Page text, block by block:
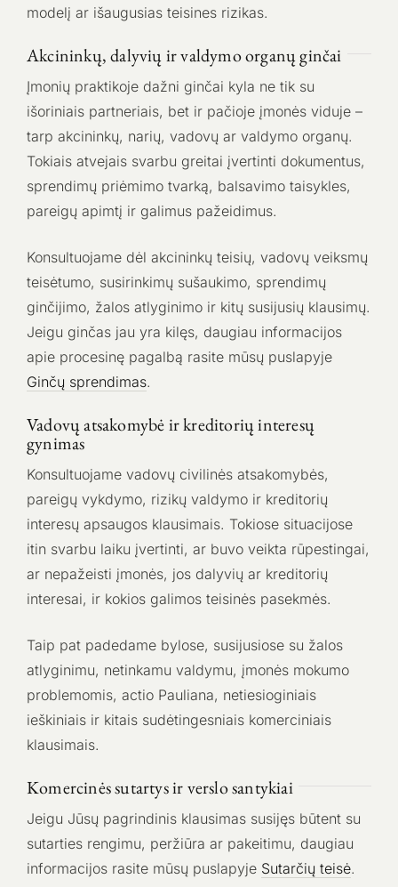
modelį ar išaugusias teisines rizikas.
Akcininkų, dalyvių ir valdymo organų ginčai
Įmonių praktikoje dažni ginčai kyla ne tik su
išoriniais partneriais, bet ir pačioje įmonės viduje –
tarp akcininkų, narių, vadovų ar valdymo organų.
Tokiais atvejais svarbu greitai įvertinti dokumentus,
sprendimų priėmimo tvarką, balsavimo taisykles,
pareigų apimtį ir galimus pažeidimus.
Konsultuojame dėl akcininkų teisių, vadovų veiksmų
teisėtumo, susirinkimų sušaukimo, sprendimų
ginčijimo, žalos atlyginimo ir kitų susijusių klausimų.
Jeigu ginčas jau yra kilęs, daugiau informacijos
apie procesinę pagalbą rasite mūsų puslapyje
Ginčų sprendimas.
Vadovų atsakomybė ir kreditorių interesų
gynimas
Konsultuojame vadovų civilinės atsakomybės,
pareigų vykdymo, rizikų valdymo ir kreditorių
interesų apsaugos klausimais. Tokiose situacijose
itin svarbu laiku įvertinti, ar buvo veikta rūpestingai,
ar nepažeisti įmonės, jos dalyvių ar kreditorių
interesai, ir kokios galimos teisinės pasekmės.
Taip pat padedame bylose, susijusiose su žalos
atlyginimu, netinkamu valdymu, įmonės mokumo
problemomis, actio Pauliana, netiesioginiais
ieškiniais ir kitais sudėtingesniais komerciniais
klausimais.
Komercinės sutartys ir verslo santykiai
Jeigu Jūsų pagrindinis klausimas susijęs būtent su
sutarties rengimu, peržiūra ar pakeitimu, daugiau
informacijos rasite mūsų puslapyje Sutarčių teisė.